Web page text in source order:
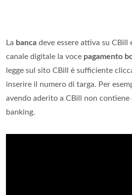
La banca deve essere attiva su CBill
canale digitale la voce pagamento
legge sul sito CBill è sufficiente
inserire il numero di targa. Per
avendo aderito a CBill non
banking.